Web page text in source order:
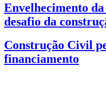
Envelhecimento
desafio da
Construção Civil
financiamento